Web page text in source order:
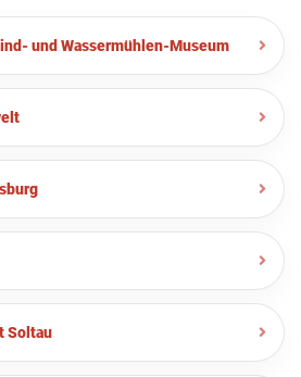
und Wassermühlen-Museum
Soltau